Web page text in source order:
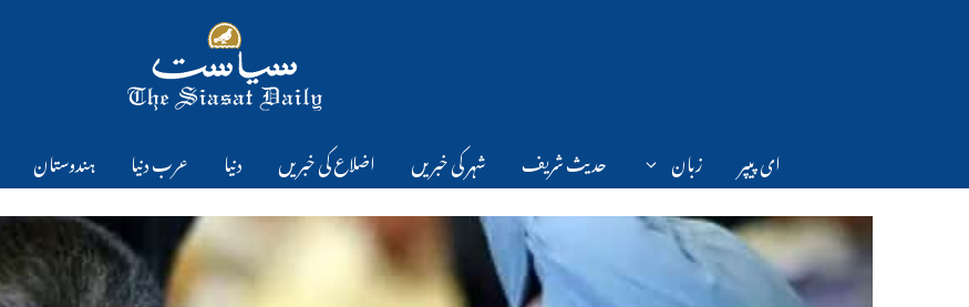
ای پیپر زبان حدیث شریف شہر کی خبریں اضلاع کی خبریں دنیا عرب دنیا ہندوستان